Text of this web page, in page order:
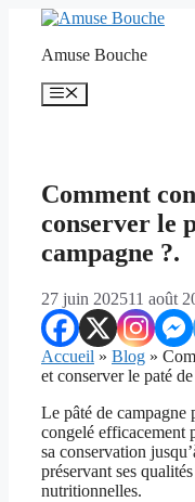
contenuAmuse Bouche
Menu
Comment
conserver le
campagne ?.
27 juin 202511 août
Accueil » Blog »
et conserver le paté
Le pâté de campagne
congelé efficacement
sa conservation
préservant ses
nutritionnelles.